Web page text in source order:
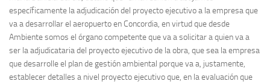
específicamente la adjudicación del proyecto ejecutivo a la empresa que
va a desarrollar el aeropuerto en Concordia, en virtud que desde
Ambiente somos el órgano competente que va a solicitar a quien va a
ser la adjudicataria del proyecto ejecutivo de la obra, que sea la empresa
que desarrolle el plan de gestión ambiental porque va a, justamente,
establecer detalles a nivel proyecto ejecutivo que, en la evaluación que